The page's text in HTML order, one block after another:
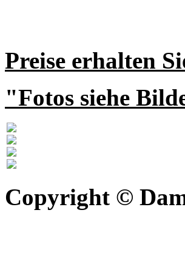
Preise erhalten
"Fotos siehe
Copyright ©